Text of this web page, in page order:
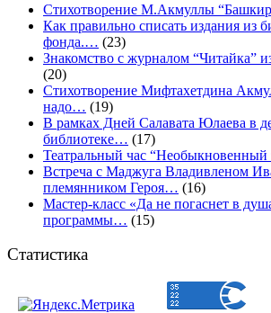
Стихотворение М.Акмуллы
Как правильно списать издания из
фонда.… (23)
Знакомство с журналом “Читайка”
(20)
Стихотворение Мифтахетдина
надо… (19)
В рамках Дней Салавата Юлаева в
библиотеке… (17)
Театральный час “Необыкновенный
Встреча с Маджуга Владивленом
племянником Героя… (16)
Мастер-класс «Да не погаснет в
программы… (15)
Статистика